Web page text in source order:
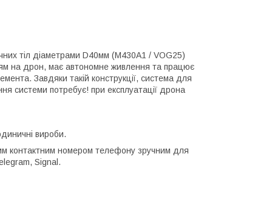
тіл діаметрами D40мм (M430A1 / VOG25)
на дрон, має автономне живлення та працює
Завдяки такій конструкції, система для
системи потребує! при експлуатації дрона
вироби.
контактним номером телефону зручним для
Signal.